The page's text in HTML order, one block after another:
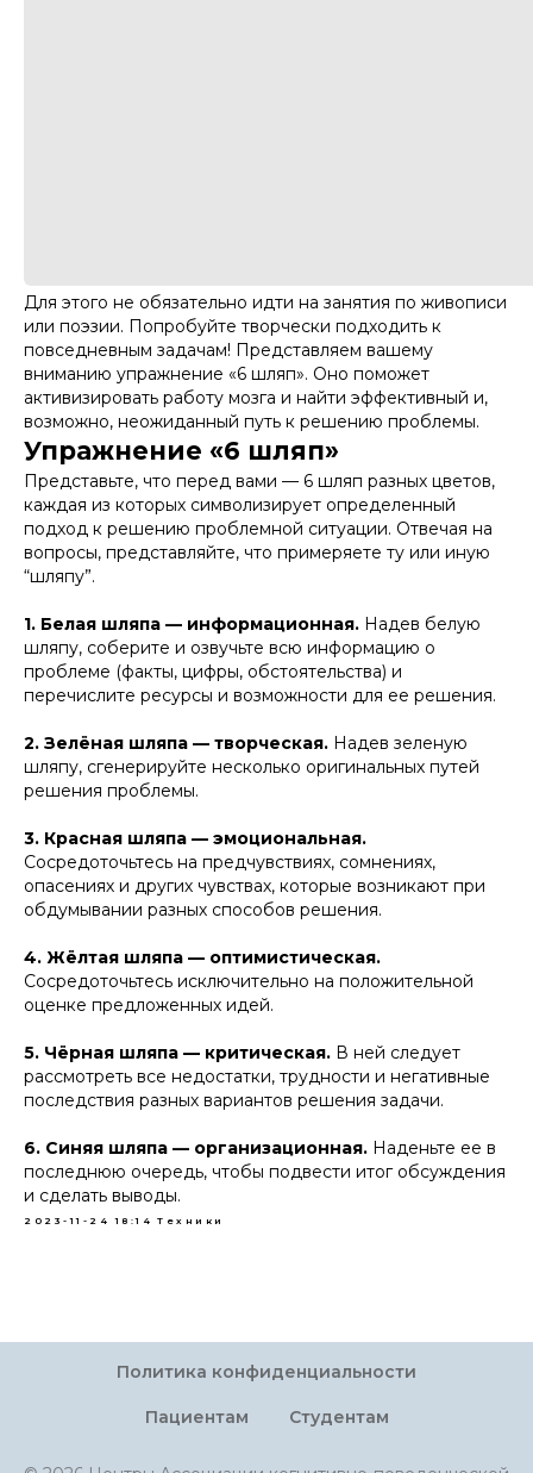
Для этого не обязательно идти на занятия по живописи
или поэзии. Попробуйте творчески подходить к
повседневным задачам! Представляем вашему
вниманию упражнение «6 шляп». Оно поможет
активизировать работу мозга и найти эффективный и,
возможно, неожиданный путь к решению проблемы.
Упражнение «6 шляп»
Представьте, что перед вами — 6 шляп разных цветов,
каждая из которых символизирует определенный
подход к решению проблемной ситуации. Отвечая на
вопросы, представляйте, что примеряете ту или иную
“шляпу”.
1. Белая шляпа — информационная. Надев белую
шляпу, соберите и озвучьте всю информацию о
проблеме (факты, цифры, обстоятельства) и
перечислите ресурсы и возможности для ее решения.
2. Зелёная шляпа — творческая. Надев зеленую
шляпу, сгенерируйте несколько оригинальных путей
решения проблемы.
3. Красная шляпа — эмоциональная.
Сосредоточьтесь на предчувствиях, сомнениях,
опасениях и других чувствах, которые возникают при
обдумывании разных способов решения.
4. Жёлтая шляпа — оптимистическая.
Сосредоточьтесь исключительно на положительной
оценке предложенных идей.
5. Чёрная шляпа — критическая. В ней следует
рассмотреть все недостатки, трудности и негативные
последствия разных вариантов решения задачи.
6. Синяя шляпа — организационная. Наденьте ее в
последнюю очередь, чтобы подвести итог обсуждения
и сделать выводы.
2023-11-24 18:14 Техники
Политика конфиденциальности
Пациентам Студентам